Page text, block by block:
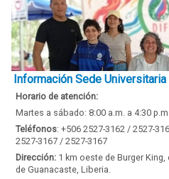
Información Sede
Horario de atención:
Martes a sábado: 8:00 a.m. a 4:30 p.m.
Teléfonos: +506 2527-3162 / 2527-
2527-3167 / 2527-3167
Dirección: 1 km oeste de Burger
de Guanacaste, Liberia.